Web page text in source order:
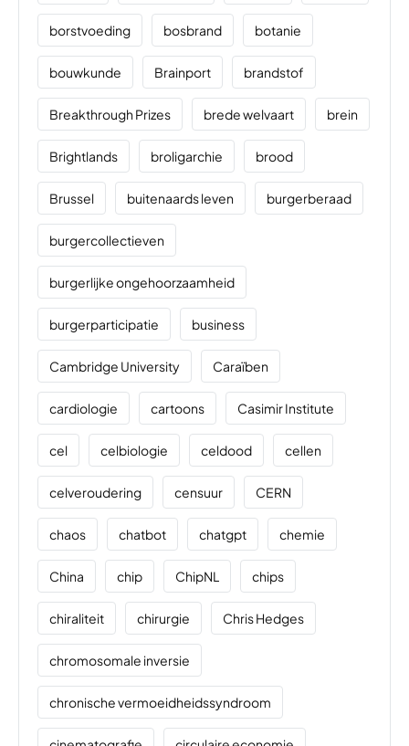
borstvoeding bosbrand botanie
bouwkunde Brainport brandstof
Breakthrough Prizes brede welvaart brein
Brightlands broligarchie brood
Brussel buitenaards leven burgerberaad
burgercollectieven
burgerlijke ongehoorzaamheid
burgerparticipatie business
Cambridge University Caraïben
cardiologie cartoons Casimir Institute
cel celbiologie celdood cellen
celveroudering censuur CERN
chaos chatbot chatgpt chemie
China chip ChipNL chips
chiraliteit chirurgie Chris Hedges
chromosomale inversie
chronische vermoeidheidssyndroom